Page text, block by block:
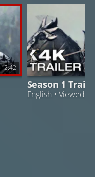
2:42
Season 1
English • Viewed